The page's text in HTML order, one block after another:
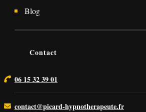
Blog
Contact
06 15 32 39 01
contact@picard-hypnotherapeute.fr